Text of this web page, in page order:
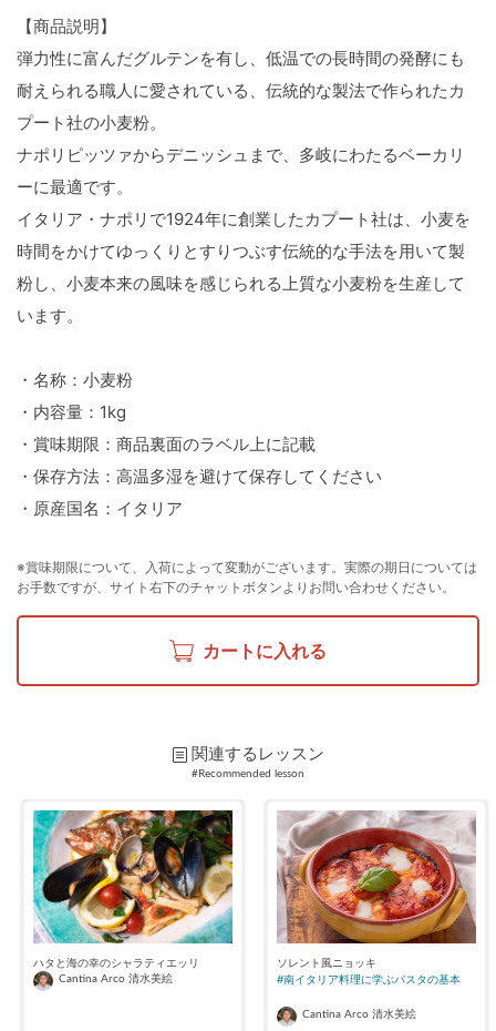
【商品説明】
弾力性に富んだグルテンを有し、低温での長時間の発酵にも
耐えられる職人に愛されている、伝統的な製法で作られたカ
プート社の小麦粉。
ナポリピッツァからデニッシュまで、多岐にわたるベーカリ
ーに最適です。
イタリア・ナポリで1924年に創業したカプート社は、小麦を
時間をかけてゆっくりとすりつぶす伝統的な手法を用いて製
粉し、小麦本来の風味を感じられる上質な小麦粉を生産して
います。
・名称：小麦粉
・内容量：1kg
・賞味期限：商品裏面のラベル上に記載
・保存方法：高温多湿を避けて保存してください
・原産国名：イタリア
※賞味期限について、入荷によって変動がございます。実際の期日については
お手数ですが、サイト右下のチャットボタンよりお問い合わせください。
カートに入れる
関連するレッスン
#Recommended lesson
ハタと海の幸のシャラティエッリ
Cantina Arco 清水美絵
ソレント風ニョッキ
#南イタリア料理に学ぶパスタの基本
Cantina Arco 清水美絵